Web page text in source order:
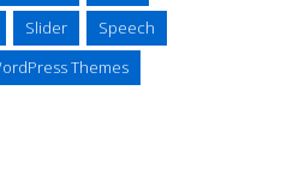
Slider
Speech
Themes